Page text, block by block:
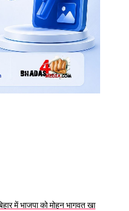
में भाजपा को मोहन भागवत खा